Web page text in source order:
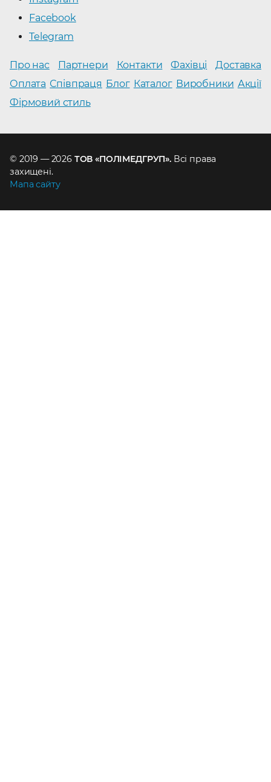
Facebook
Telegram
Про нас Партнери Контакти Фахівці
Доставка
Оплата Співпраця Блог Каталог Виробники Акції
Фірмовий стиль
© 2019 — 2026 ТОВ «ПОЛІМЕДГРУП».Всі права
захищені.
Мапа сайту